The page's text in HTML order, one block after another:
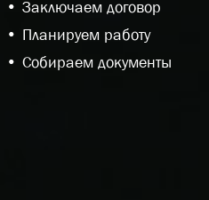
Заключаем договор
Планируем работу
Собираем документы